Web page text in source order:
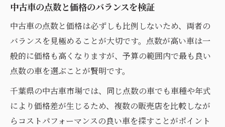
中古車の点数と価格のバランスを検証
中古車の点数と価格は必ずしも比例しないため、両者の
バランスを見極めることが大切です。点数が高い車は一
般的に価格も高くなりますが、予算の範囲内で最も良い
点数の車を選ぶことが賢明です。
千葉県の中古車市場では、同じ点数の車でも車種や年式
により価格差が生じるため、複数の販売店を比較しなが
らコストパフォーマンスの良い車を探すことがポイント